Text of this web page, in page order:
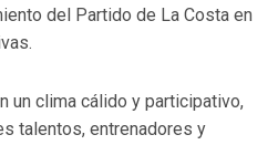
del Partido de La Costa en
un clima cálido y participativo,
talentos, entrenadores y